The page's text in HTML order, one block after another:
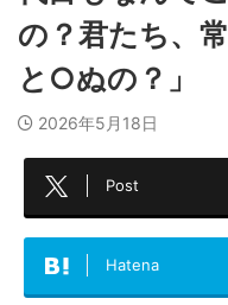
の？君たち、
と○ぬの？」
2026年5月18日
Post
Hatena